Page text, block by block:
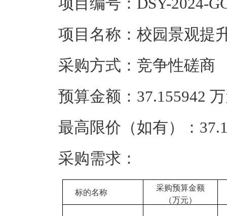
项目名称：校园景观提
采购方式：竞争性磋商
预算金额：37.155942
最高限价（如有）：
采购需求：
标的名称
采购预算金额
（万元）